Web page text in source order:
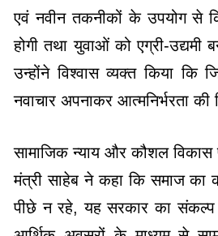
एवं नवीन तकनीकों के उपयोग से
होगी तथा युवाओं को एग्री-उद्यमी
उन्होंने विश्वास व्यक्त किया
नवाचार अपनाकर आत्मनिर्भरता की
सामाजिक न्याय और कौशल विकास
मंत्री साहेब ने कहा कि समाज का
पीछे न रहे, यह सरकार का